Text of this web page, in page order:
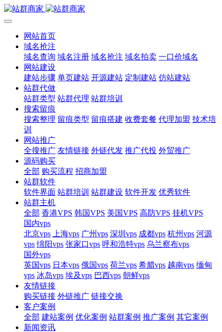
网站首页
域名抢注
域名查询 域名注册 域名抢注 域名拍卖 一口价域名
网站建设
建站步骤 单页建站 开源建站 定制建站 仿站建站
站群代做
站群类型 站群代理 站群培训
搜索留痕
搜索整理 留痕类型 留痕搭建 收费套餐 代理加盟 技术培
训
网站推广
全搜推广 友情链接 外链代发 推广代投 外贸推广
源码购买
全部 购买流程 招商加盟
站群软件
软件界面 站群培训 站群建设 软件开发 优秀软件
站群主机
全部 香港VPS 韩国VPS 美国VPS 高防VPS 挂机VPS
国内vps
北京vps
上海vps 广州vps 深圳vps 成都vps 杭州vps 河源
vps 绵阳vps 张家口vps 呼和浩特vps 乌兰察布vps
国外vps
英国vps 日本vps 俄国vps 荷兰vps 希腊vps 越南vps 缅甸
vps 冰岛vps 埃及vps 巴西vps 朝鲜vps
友情链接
购买链接 外链推广 链接交换
客户案例
全部 建站案例 优化案例 站群案例 推广案例 其它案例
新闻资讯